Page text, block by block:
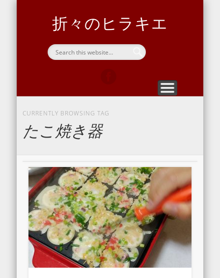
折々のヒラキエ
CURRENTLY BROWSING TAG
たこ焼き器